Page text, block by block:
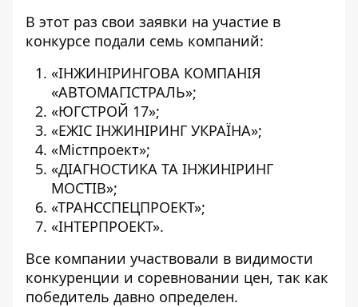
В этот раз свои заявки на участие в
конкурсе подали семь компаний:
«ІНЖИНІРИНГОВА КОМПАНІЯ
«АВТОМАГІСТРАЛЬ»;
«ЮГСТРОЙ 17»;
«ЕЖІС ІНЖИНІРИНГ УКРАЇНА»;
«Містпроект»;
«ДІАГНОСТИКА ТА ІНЖИНІРИНГ
МОСТІВ»;
«ТРАНССПЕЦПРОЕКТ»;
«ІНТЕРПРОЕКТ».
Все компании участвовали в видимости
конкуренции и соревновании цен, так как
победитель давно определен.